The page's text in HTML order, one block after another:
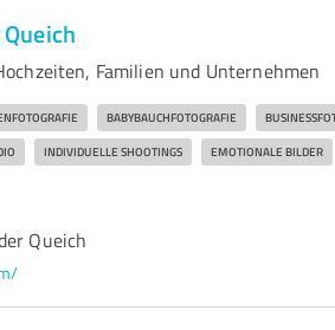
Familien und Unternehmen
BABYBAUCHFOTOGRAFIE
INDIVIDUELLE SHOOTINGS EMOTIONALE BILDER
Queich